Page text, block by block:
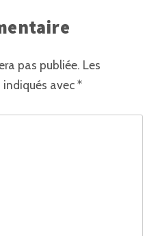
pas publiée. Les
avec*